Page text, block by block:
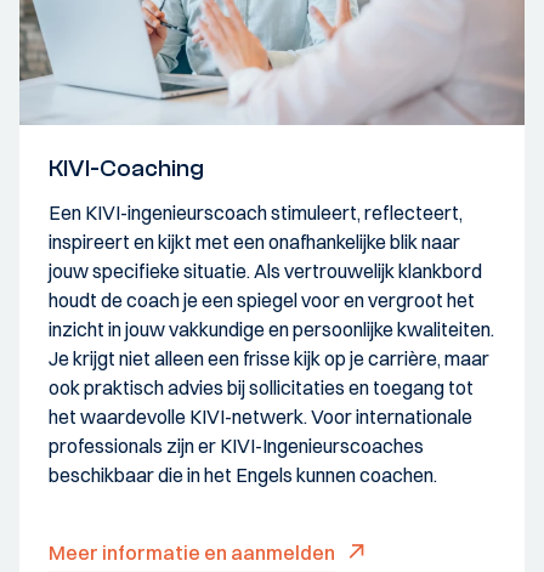
KIVI-Coaching
Een KIVI-ingenieurscoach stimuleert, reflecteert,
inspireert en kijkt met een onafhankelijke blik naar
jouw specifieke situatie. Als vertrouwelijk klankbord
houdt de coach je een spiegel voor en vergroot het
inzicht in jouw vakkundige en persoonlijke kwaliteiten.
Je krijgt niet alleen een frisse kijk op je carrière, maar
ook praktisch advies bij sollicitaties en toegang tot
het waardevolle KIVI-netwerk. Voor internationale
professionals zijn er KIVI-Ingenieurscoaches
beschikbaar die in het Engels kunnen coachen.
Meer informatie en aanmelden